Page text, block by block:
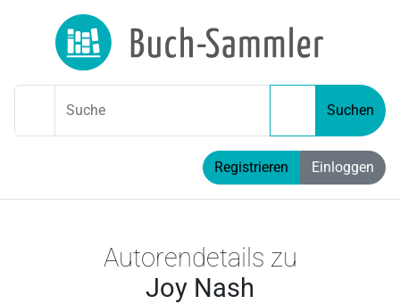
Suche Suchen
Registrieren Einloggen
Autorendetails zu
Joy Nash